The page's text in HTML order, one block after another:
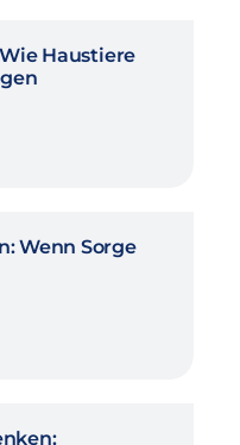
Haustiere
Wenn Sorge